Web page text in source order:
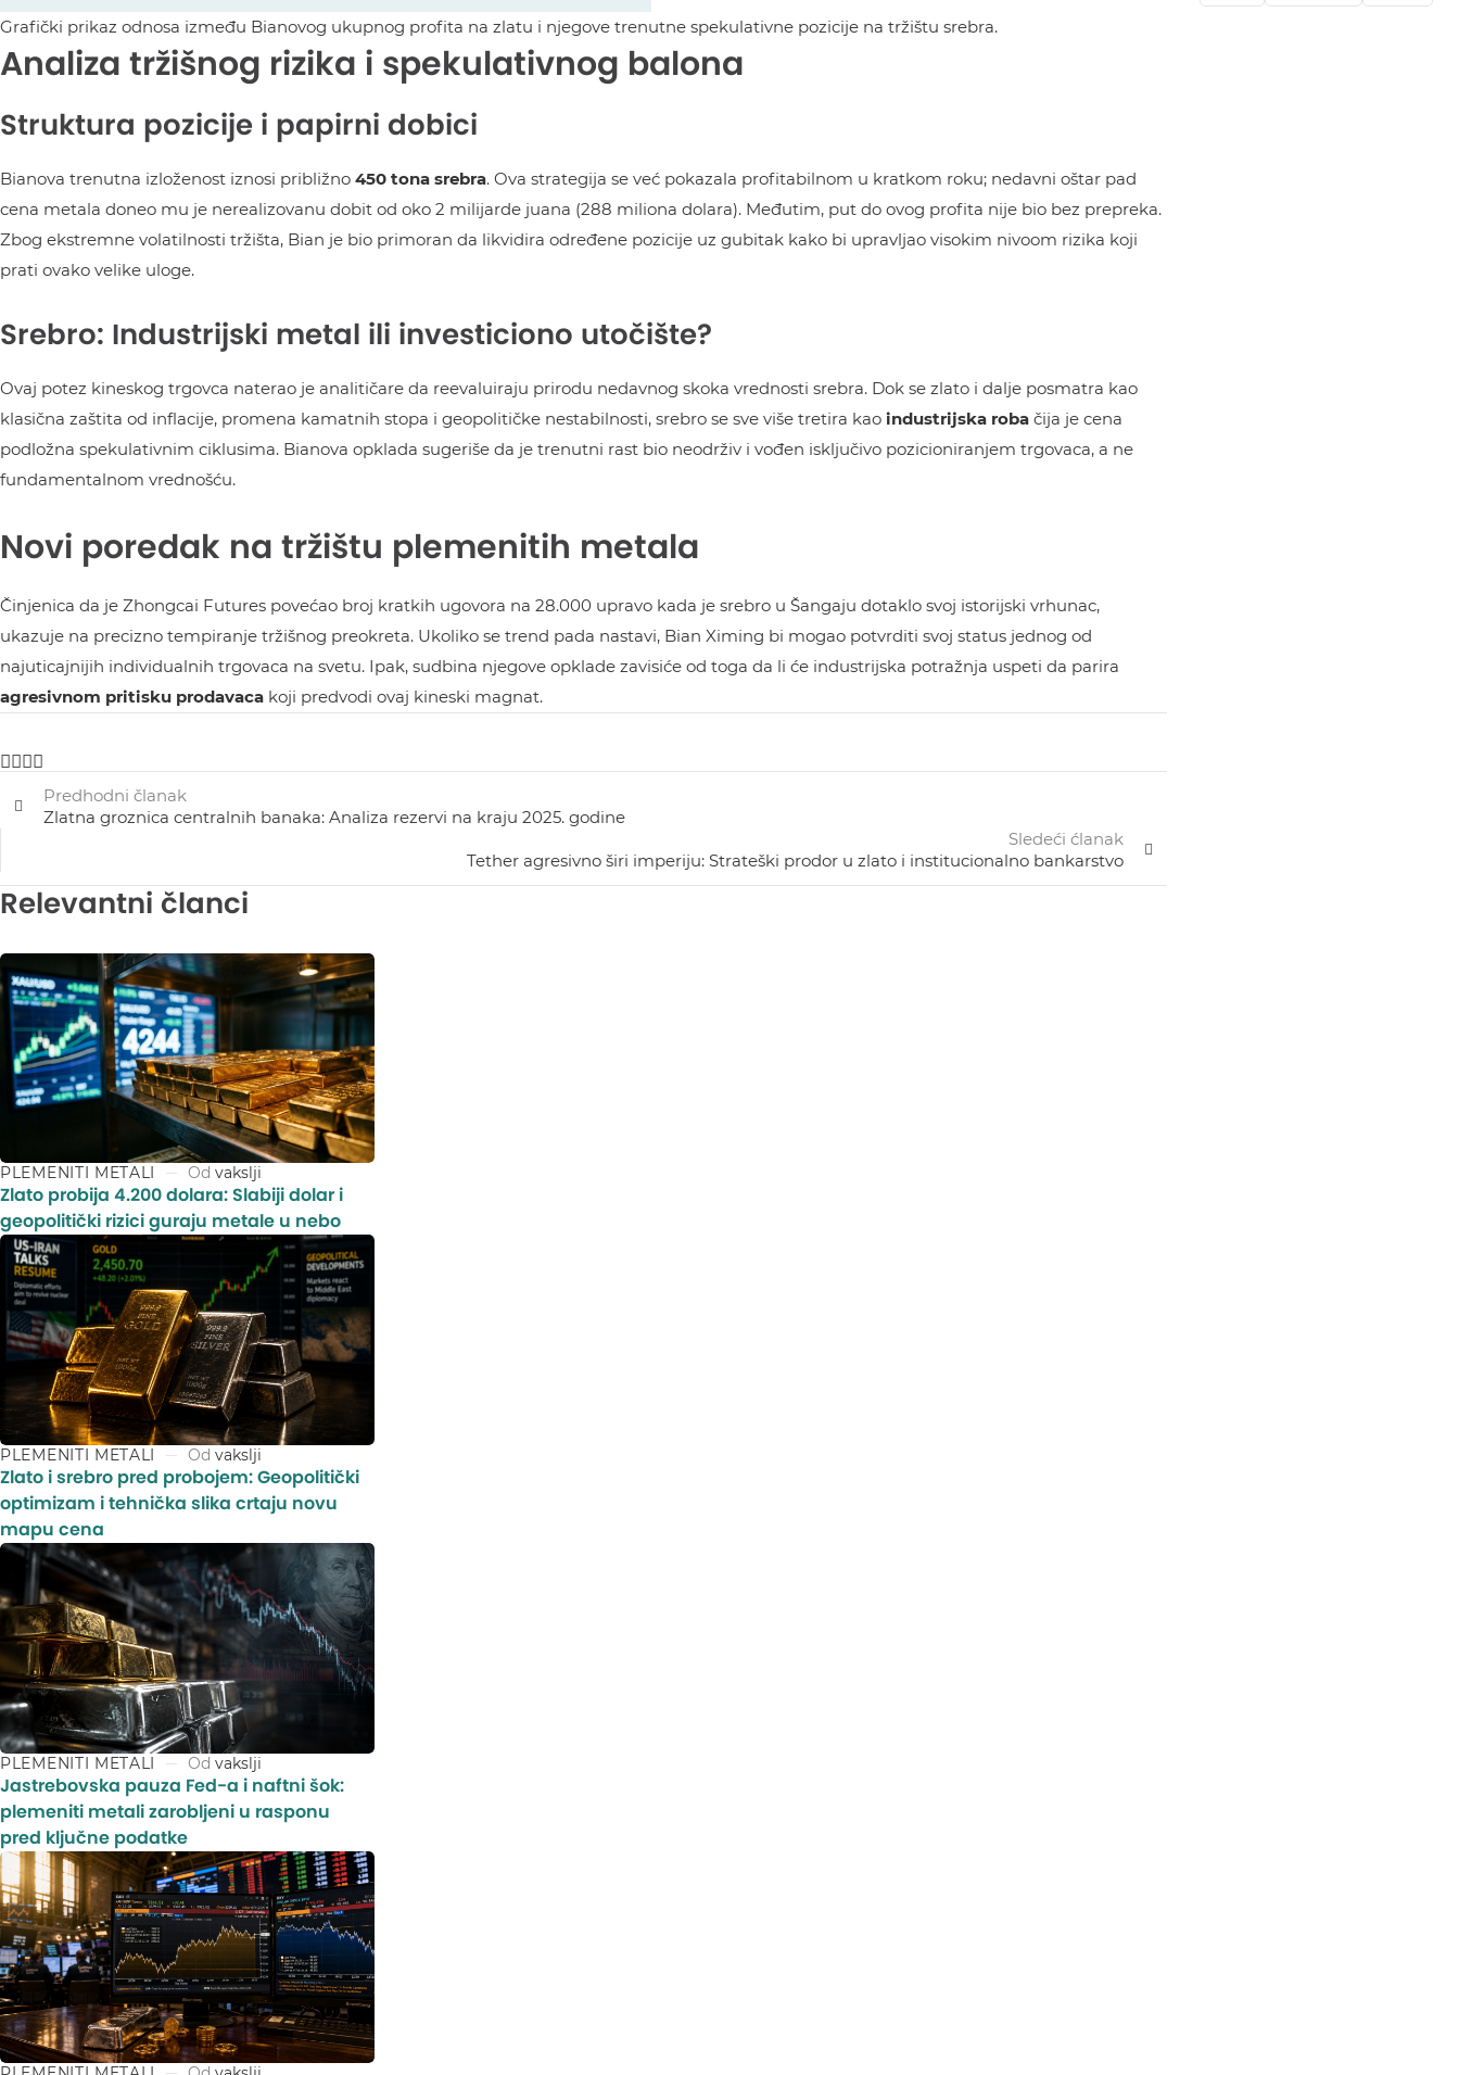
Grafički prikaz odnosa između Bianovog ukupnog profita na zlatu i njegove trenutne spekulativne pozicije na tržištu srebra.
Analiza tržišnog rizika i spekulativnog balona
Struktura pozicije i papirni dobici
Bianova trenutna izloženost iznosi približno 450 tona srebra. Ova strategija se već pokazala profitabilnom u kratkom roku; nedavni oštar pad
cena metala doneo mu je nerealizovanu dobit od oko 2 milijarde juana (288 miliona dolara). Međutim, put do ovog profita nije bio bez prepreka.
Zbog ekstremne volatilnosti tržišta, Bian je bio primoran da likvidira određene pozicije uz gubitak kako bi upravljao visokim nivoom rizika koji
prati ovako velike uloge.
Srebro: Industrijski metal ili investiciono utočište?
Ovaj potez kineskog trgovca naterao je analitičare da reevaluiraju prirodu nedavnog skoka vrednosti srebra. Dok se zlato i dalje posmatra kao
klasična zaštita od inflacije, promena kamatnih stopa i geopolitičke nestabilnosti, srebro se sve više tretira kao industrijska roba čija je cena
podložna spekulativnim ciklusima. Bianova opklada sugeriše da je trenutni rast bio neodrživ i vođen isključivo pozicioniranjem trgovaca, a ne
fundamentalnom vrednošću.
Novi poredak na tržištu plemenitih metala
Činjenica da je Zhongcai Futures povećao broj kratkih ugovora na 28.000 upravo kada je srebro u Šangaju dotaklo svoj istorijski vrhunac,
ukazuje na precizno tempiranje tržišnog preokreta. Ukoliko se trend pada nastavi, Bian Ximing bi mogao potvrditi svoj status jednog od
najuticajnijih individualnih trgovaca na svetu. Ipak, sudbina njegove opklade zavisiće od toga da li će industrijska potražnja uspeti da parira
agresivnom pritisku prodavaca koji predvodi ovaj kineski magnat.
Predhodni članak
Zlatna groznica centralnih banaka: Analiza rezervi na kraju 2025. godine
Sledeći ćlanak
Tether agresivno širi imperiju: Strateški prodor u zlato i institucionalno bankarstvo
Relevantni članci
PLEMENITI METALI Od vakslji
Zlato probija 4.200 dolara: Slabiji dolar i
geopolitički rizici guraju metale u nebo
PLEMENITI METALI Od vakslji
Zlato i srebro pred probojem: Geopolitički
optimizam i tehnička slika crtaju novu
mapu cena
PLEMENITI METALI Od vakslji
Jastrebovska pauza Fed-a i naftni šok:
plemeniti metali zarobljeni u rasponu
pred ključne podatke